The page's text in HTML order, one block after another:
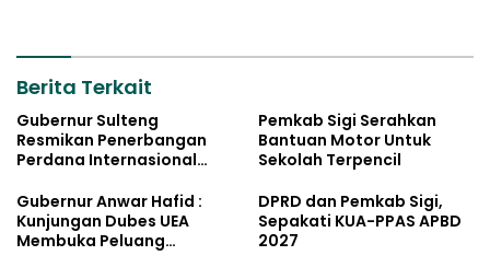
Berita Terkait
Gubernur Sulteng
Resmikan Penerbangan
Perdana Internasional
Pemkab Sigi Serahkan
Bantuan Motor Untuk
Sekolah Terpencil
Gubernur Anwar Hafid :
Kunjungan Dubes UEA
Membuka Peluang
DPRD dan Pemkab Sigi,
Sepakati KUA-PPAS APBD
2027